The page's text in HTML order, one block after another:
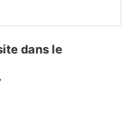
dans le